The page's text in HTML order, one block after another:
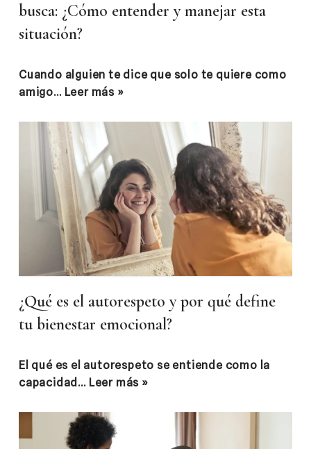
busca: ¿Cómo entender y manejar esta
situación?
Cuando alguien te dice que solo te quiere como
amigo… Leer más »
¿Qué es el autorespeto y por qué define
tu bienestar emocional?
El qué es el autorespeto se entiende como la
capacidad… Leer más »